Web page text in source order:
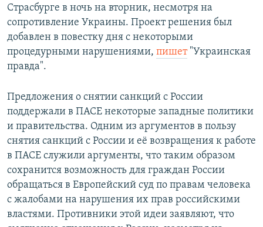
Страсбурге в ночь на вторник, несмотря на
сопротивление Украины. Проект решения был
добавлен в повестку дня с некоторыми
процедурными нарушениями, пишет"Украинская
правда".
Предложения о снятии санкций с России
поддержали в ПАСЕ некоторые западные политики
и правительства. Одним из аргументов в пользу
снятия санкций с России и её возвращения к работе
в ПАСЕ служили аргументы, что таким образом
сохранится возможность для граждан России
обращаться в Европейский суд по правам человека
с жалобами на нарушения их прав российскими
властями. Противники этой идеи заявляют, что